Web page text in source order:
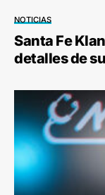
NOTICIAS
Santa Fe
detalles de